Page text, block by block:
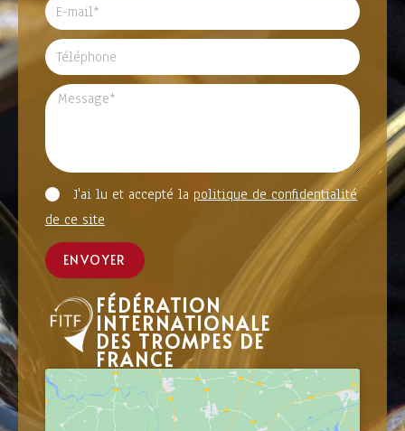
J'ai lu et accepté la politique de confidentialité
de ce site
ENVOYER
FÉDÉRATION
INTERNATIONALE
DES TROMPES DE
FRANCE